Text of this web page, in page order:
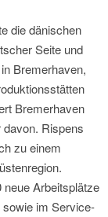
die dänischen
Seite und
Bremerhaven,
Bremerhaven
Rispens
zu einem
Arbeitsplätze
sowie im Service-